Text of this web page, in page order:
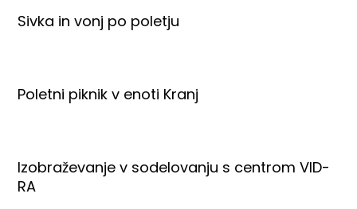
Sivka in vonj po poletju
Poletni piknik v enoti Kranj
Izobraževanje v sodelovanju s centrom VID-
RA